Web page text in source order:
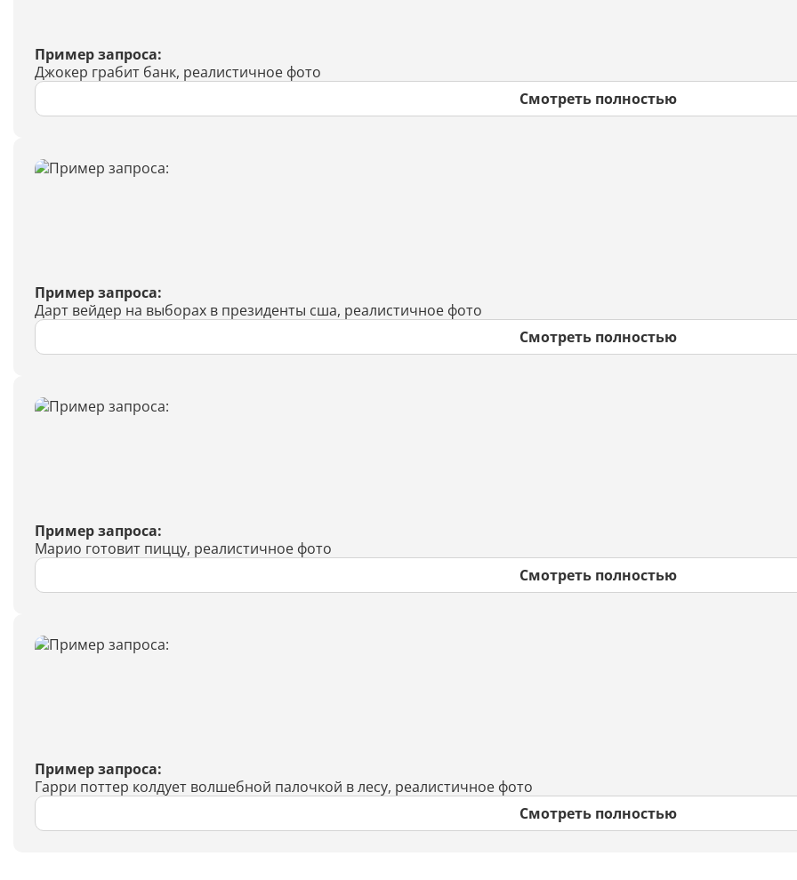
Пример запроса:
Джокер грабит банк, реалистичное фото
Смотреть полностью
Пример запроса:
Дарт вейдер на выборах в президенты сша, реалистичное фото
Смотреть полностью
Пример запроса:
Марио готовит пиццу, реалистичное фото
Смотреть полностью
Пример запроса:
Гарри поттер колдует волшебной палочкой в лесу, реалистичное фото
Смотреть полностью